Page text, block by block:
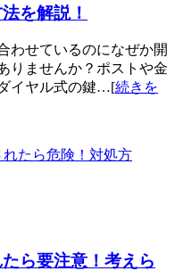
を解説！
わせているのになぜか開
りませんか？ポストや金
イヤル式の鍵…[続きを
ら要注意！考えら